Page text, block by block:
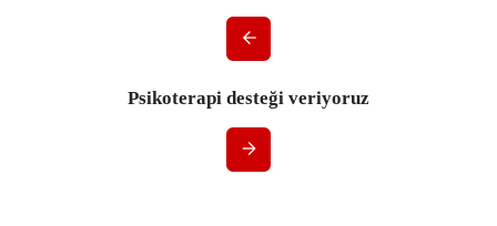
Psikoterapi desteği veriyoruz